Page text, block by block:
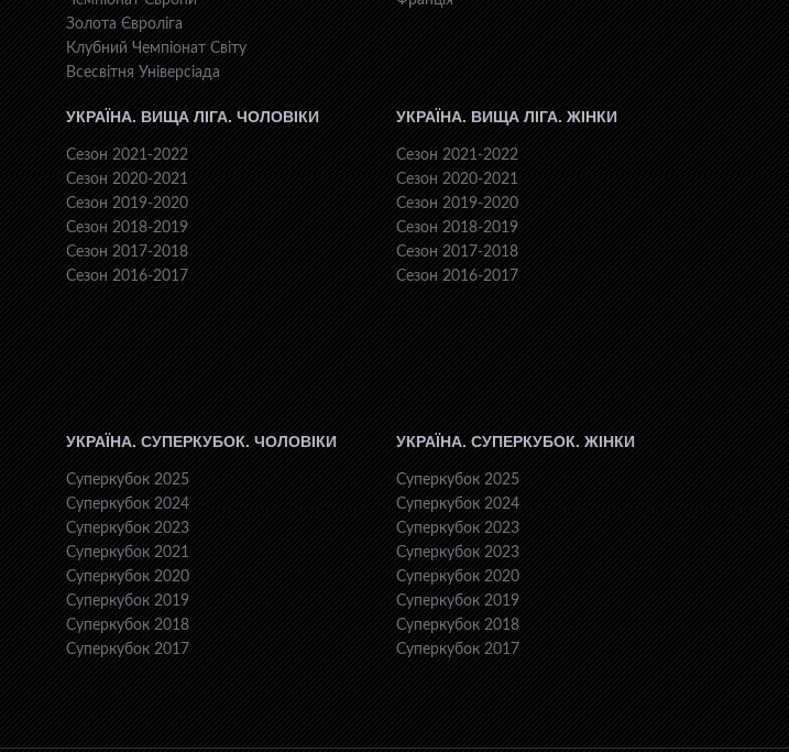
Золота Євроліга
Клубний Чемпіонат Світу
Всесвiтня Унiверсiaда
УКРАЇНА. ВИЩА ЛІГА. ЧОЛОВІКИ
Сезон 2021-2022
Сезон 2020-2021
Сезон 2019-2020
Сезон 2018-2019
Сезон 2017-2018
Сезон 2016-2017
УКРАЇНА. ВИЩА ЛІГА. ЖІНКИ
Сезон 2021-2022
Сезон 2020-2021
Сезон 2019-2020
Сезон 2018-2019
Сезон 2017-2018
Сезон 2016-2017
УКРАЇНА. СУПЕРКУБОК. ЧОЛОВІКИ
Суперкубок 2025
Суперкубок 2024
Суперкубок 2023
Суперкубок 2021
Суперкубок 2020
Суперкубок 2019
Суперкубок 2018
Суперкубок 2017
УКРАЇНА. СУПЕРКУБОК. ЖІНКИ
Суперкубок 2025
Суперкубок 2024
Суперкубок 2023
Суперкубок 2023
Суперкубок 2020
Суперкубок 2019
Суперкубок 2018
Суперкубок 2017